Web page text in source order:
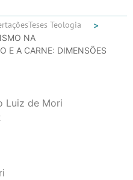
Teses Teologia
NA
E A CARNE: DIMENSÕES
Luiz de Mori